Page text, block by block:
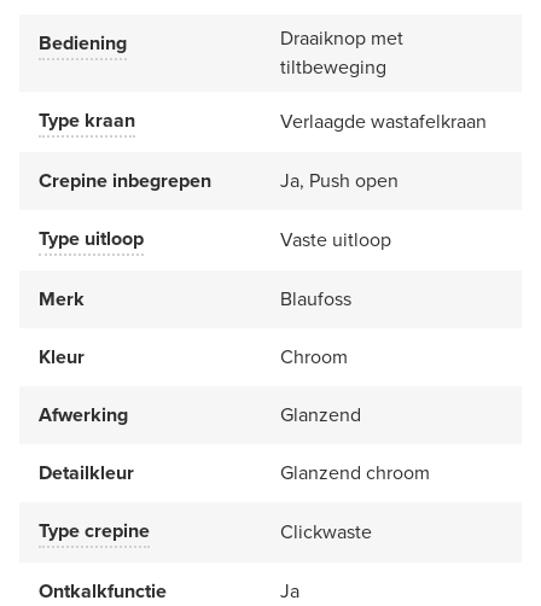
Bediening
Draaiknop met
tiltbeweging
Type kraan
Verlaagde wastafelkraan
Crepine inbegrepen Ja, Push open
Type uitloop Vaste uitloop
Merk Blaufoss
Kleur Chroom
Afwerking Glanzend
Detailkleur Glanzend chroom
Type crepine Clickwaste
Ontkalkfunctie Ja